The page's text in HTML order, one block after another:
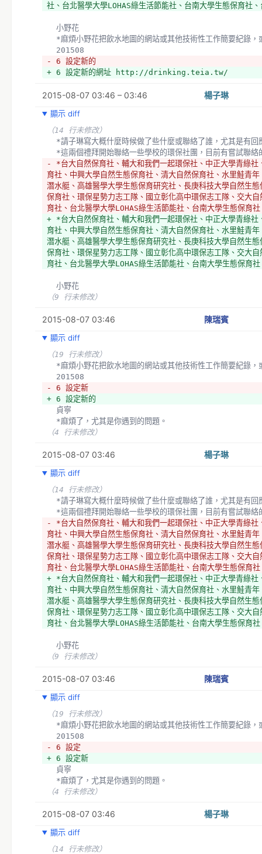
社、台北醫學大學LOHAS綠生活節能社、台南大學生態保育社
  小野花
*麻煩小野花把飲水地圖的網站或其他技術性工作簡要紀錄，
  201508
- 6 設定新的
+ 6 設定新的網址 http://drinking.teia.tw/
  貞寧
（4 行未修改）
2015-08-07 03:46 – 03:46 楊子琳
顯示 diff
（14 行未修改）
*請子琳寫大概什麼時候做了些什麼或聯絡了誰，尤其是有回
*這兩個禮拜開始聯絡一些學校的環保社團，目前有嘗試聯絡
- *台大自然保育社、輔大和我們一起環保社、中正大學青綠社
育社、中興大學自然生態保育社、清大自然保育社、水里鮭青
潛水艇、高雄醫學大學生態保育研究社、長庚科技大學自然生
保育社、環保星勢力志工隊、國立彰化高中環保志工隊、交大
育社、台北醫學大學LOHAS綠生活節能社、台南大學生態保育
+ *台大自然保育社、輔大和我們一起環保社、中正大學青綠社
育社、中興大學自然生態保育社、清大自然保育社、水里鮭青
潛水艇、高雄醫學大學生態保育研究社、長庚科技大學自然生
保育社、環保星勢力志工隊、國立彰化高中環保志工隊、交大
育社、台北醫學大學LOHAS綠生活節能社、台南大學生態保育
  小野花
（9 行未修改）
2015-08-07 03:46 陳瑞賓
顯示 diff
（19 行未修改）
*麻煩小野花把飲水地圖的網站或其他技術性工作簡要紀錄，
  201508
- 6 設定新
+ 6 設定新的
  貞寧
  *麻煩了，尤其是你遇到的問題。
（4 行未修改）
2015-08-07 03:46 楊子琳
顯示 diff
（14 行未修改）
*請子琳寫大概什麼時候做了些什麼或聯絡了誰，尤其是有回
*這兩個禮拜開始聯絡一些學校的環保社團，目前有嘗試聯絡
- *台大自然保育社、輔大和我們一起環保社、中正大學青綠社
育社、中興大學自然生態保育社、清大自然保育社、水里鮭青
潛水艇、高雄醫學大學生態保育研究社、長庚科技大學自然生
保育社、環保星勢力志工隊、國立彰化高中環保志工隊、交大
育社、台北醫學大學LOHAS綠生活節能社、台南大學生態保育
+ *台大自然保育社、輔大和我們一起環保社、中正大學青綠社
育社、中興大學自然生態保育社、清大自然保育社、水里鮭青
潛水艇、高雄醫學大學生態保育研究社、長庚科技大學自然生
保育社、環保星勢力志工隊、國立彰化高中環保志工隊、交大
育社、台北醫學大學LOHAS綠生活節能社、台南大學生態保育
  小野花
（9 行未修改）
2015-08-07 03:46 陳瑞賓
顯示 diff
（19 行未修改）
*麻煩小野花把飲水地圖的網站或其他技術性工作簡要紀錄，
  201508
- 6 設定
+ 6 設定新
  貞寧
  *麻煩了，尤其是你遇到的問題。
（4 行未修改）
2015-08-07 03:46 楊子琳
顯示 diff
（14 行未修改）